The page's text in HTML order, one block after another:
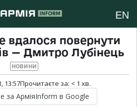
EN
вдалося повернути
— Дмитро Лубінець
НОВИНИ
13:57Прочитаєте за: < 1 хв.
за АрміяInform в Google